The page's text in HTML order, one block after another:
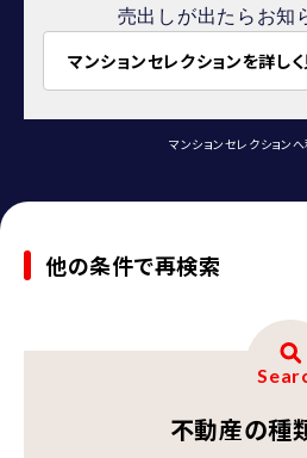
売出しが出たらお知
マンションセレクションを詳し
マンションセレクション
他の条件で再検索
不動産の種